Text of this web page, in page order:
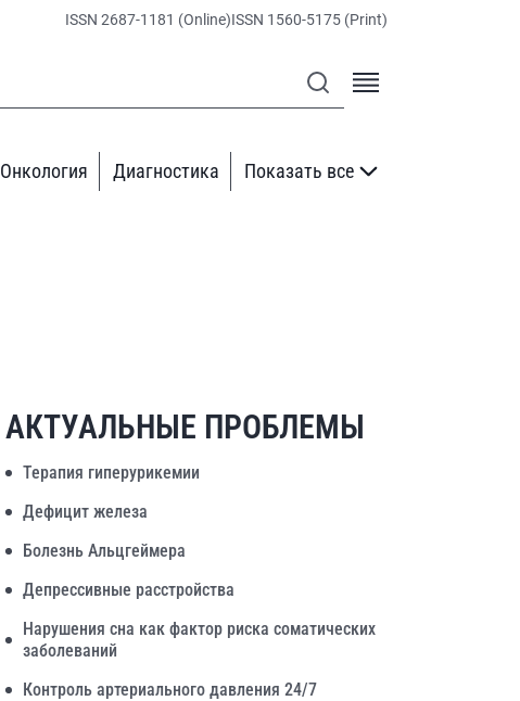
ISSN 2687-1181 (Online)ISSN 1560-5175 (Print)
Онкология Диагностика Показать все
АКТУАЛЬНЫЕ ПРОБЛЕМЫ
Терапия гиперурикемии
Дефицит железа
Болезнь Альцгеймера
Депрессивные расстройства
Нарушения сна как фактор риска соматических
заболеваний
Контроль артериального давления 24/7